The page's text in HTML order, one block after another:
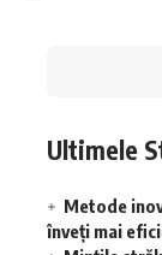
Ultimele
Metode
înveți mai